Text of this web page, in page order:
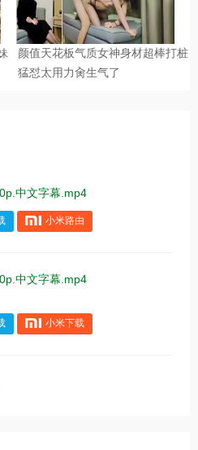
中文字幕.mp4
小米路由
中文字幕.mp4
小米下载